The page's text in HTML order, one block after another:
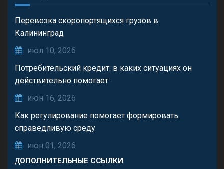
Перевозка скоропортящихся грузов в
Калининград
июл 10, 2026
Потребительский кредит: в каких ситуациях он
действительно помогает
июн 16, 2026
Как регулирование помогает формировать
справедливую среду
июн 01, 2026
ДОПОЛНИТЕЛЬНЫЕ ССЫЛКИ